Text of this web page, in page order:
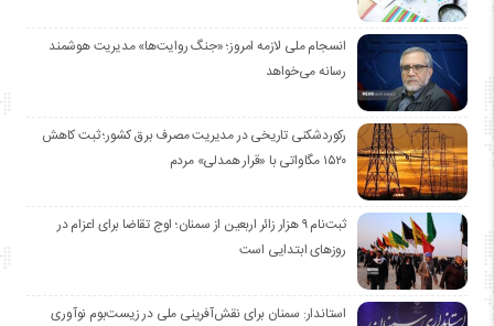
انسجام ملی لازمه امروز؛ «جنگ روایت‌ها» مدیریت هوشمند
رسانه می‌خواهد
رکوردشکنی تاریخی در مدیریت مصرف برق کشور؛ ثبت کاهش
۱۵۲۰ مگاواتی با «قرار همدلی» مردم
ثبت‌نام ۹ هزار زائر اربعین از سمنان؛ اوج تقاضا برای اعزام در
روزهای ابتدایی است
استاندار: سمنان برای نقش‌آفرینی ملی در زیست‌بوم نوآوری